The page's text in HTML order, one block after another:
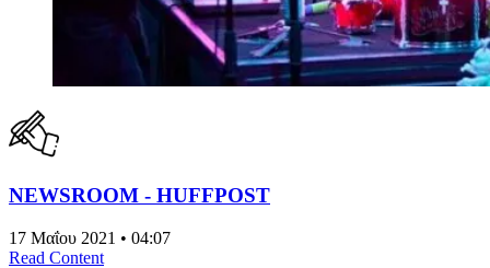
NEWSROOM - HUFFPOST
17 Μαΐου 2021 • 04:07
Read Content